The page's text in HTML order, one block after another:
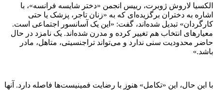
الکسیا لاروش ژوبرت، رییس انجمن «دختر شایسه فرانسه»، با
اشاره به دختران برگزیده‌ای که به «زنان تاجر، پزشک یا حتی
کارگردان» تبدیل شده‌اند، گفت: «این یک آسانسور اجتماعی است.
معیارهای انتخاب هم تغییر کرده و مدرن شده‌اند. یک نامزد در حال
حاضر محدودیت سنی ندارد و می‌تواند تراجنسیتی، متاهل، مادر
باشد.»
با این حال، این «تکامل» هنوز با رضایت فمینیست‌ها فاصله دارد. آنها